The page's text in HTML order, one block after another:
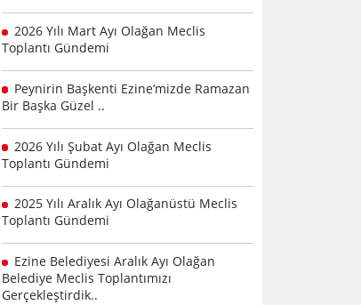
2026 Yılı Mart Ayı Olağan Meclis
Toplantı Gündemi
Peynirin Başkenti Ezine’mizde Ramazan
Bir Başka Güzel ..
2026 Yılı Şubat Ayı Olağan Meclis
Toplantı Gündemi
2025 Yılı Aralık Ayı Olağanüstü Meclis
Toplantı Gündemi
Ezine Belediyesi Aralık Ayı Olağan
Belediye Meclis Toplantımızı
Gerçekleştirdik..